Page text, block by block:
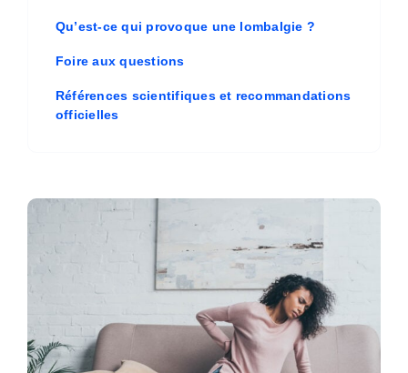
Qu’est-ce qui provoque une lombalgie ?
Foire aux questions
Références scientifiques et recommandations
officielles